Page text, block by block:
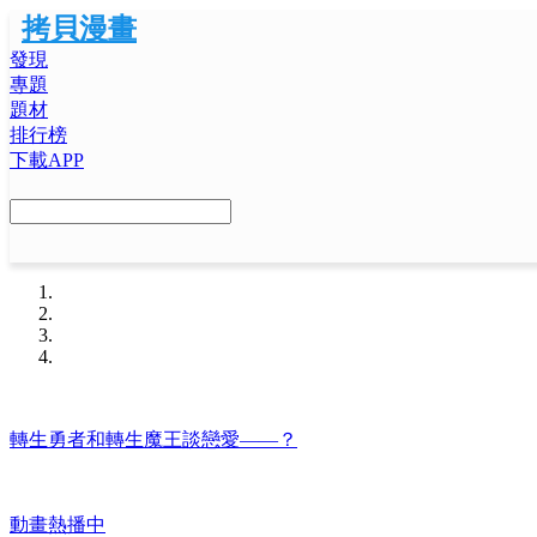
拷貝漫畫
發現
專題
題材
排行榜
下載APP
轉生勇者和轉生魔王談戀愛——？
動畫熱播中